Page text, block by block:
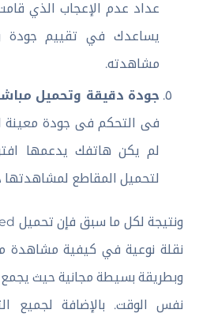
عداد عدم الإعجاب الذي
يساعدك في تقييم جودة
مشاهدته.
جودة دقيقة وتحميل
لم يكن هاتفك يدعمها
لتحميل المقاطع لمشاهدتها
نقلة نوعية في كيفية مشاهدة
وبطريقة بسيطة مجانية حيث
نفس الوقت. بالإضافة لجميع